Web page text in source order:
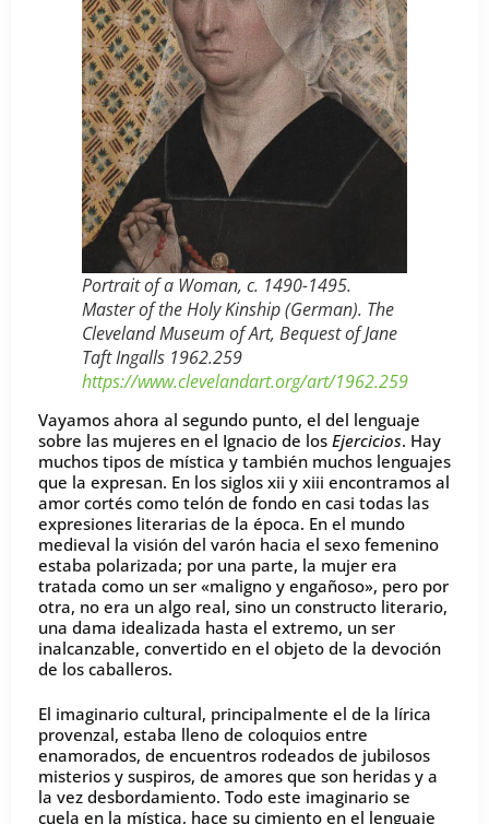
Portrait of a Woman, c. 1490-1495.
Master of the Holy Kinship (German). The
Cleveland Museum of Art, Bequest of Jane
Taft Ingalls 1962.259
https://www.clevelandart.org/art/1962.259
Vayamos ahora al segundo punto, el del lenguaje
sobre las mujeres en el Ignacio de los Ejercicios. Hay
muchos tipos de mística y también muchos lenguajes
que la expresan. En los siglos xii y xiii encontramos al
amor cortés como telón de fondo en casi todas las
expresiones literarias de la época. En el mundo
medieval la visión del varón hacia el sexo femenino
estaba polarizada; por una parte, la mujer era
tratada como un ser «maligno y engañoso», pero por
otra, no era un algo real, sino un constructo literario,
una dama idealizada hasta el extremo, un ser
inalcanzable, convertido en el objeto de la devoción
de los caballeros.
El imaginario cultural, principalmente el de la lírica
provenzal, estaba lleno de coloquios entre
enamorados, de encuentros rodeados de jubilosos
misterios y suspiros, de amores que son heridas y a
la vez desbordamiento. Todo este imaginario se
cuela en la mística, hace su cimiento en el lenguaje